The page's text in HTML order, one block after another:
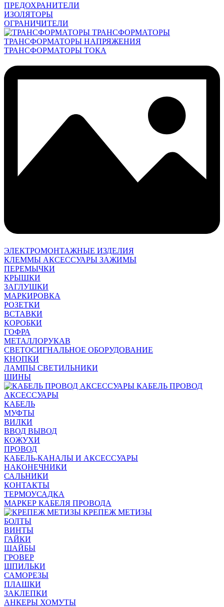
ПРЕДОХРАНИТЕЛИ
ИЗОЛЯТОРЫ
ОГРАНИЧИТЕЛИ
ТРАНСФОРМАТОРЫ
ТРАНСФОРМАТОРЫ НАПРЯЖЕНИЯ
ТРАНСФОРМАТОРЫ ТОКА
ЭЛЕКТРОМОНТАЖНЫЕ ИЗДЕЛИЯ
КЛЕММЫ АКСЕССУАРЫ ЗАЖИМЫ
ПЕРЕМЫЧКИ
КРЫШКИ
ЗАГЛУШКИ
МАРКИРОВКА
РОЗЕТКИ
ВСТАВКИ
КОРОБКИ
ГОФРА
МЕТАЛЛОРУКАВ
СВЕТОСИГНАЛЬНОЕ ОБОРУДОВАНИЕ
КНОПКИ
ЛАМПЫ СВЕТИЛЬНИКИ
ШИНЫ
КАБЕЛЬ ПРОВОД
АКСЕССУАРЫ
КАБЕЛЬ
МУФТЫ
ВИЛКИ
ВВОД ВЫВОД
КОЖУХИ
ПРОВОД
КАБЕЛЬ-КАНАЛЫ И АКСЕССУАРЫ
НАКОНЕЧНИКИ
САЛЬНИКИ
КОНТАКТЫ
ТЕРМОУСАДКА
МАРКЕР КАБЕЛЯ ПРОВОДА
КРЕПЕЖ МЕТИЗЫ
БОЛТЫ
ВИНТЫ
ГАЙКИ
ШАЙБЫ
ГРОВЕР
ШПИЛЬКИ
САМОРЕЗЫ
ПЛАШКИ
ЗАКЛЕПКИ
АНКЕРЫ ХОМУТЫ